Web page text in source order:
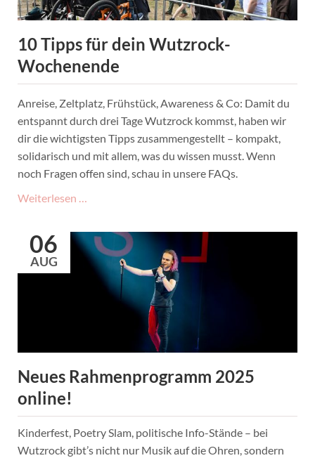
10 Tipps für dein Wutzrock-
Wochenende
Anreise, Zeltplatz, Frühstück, Awareness & Co: Damit du
entspannt durch drei Tage Wutzrock kommst, haben wir
dir die wichtigsten Tipps zusammengestellt – kompakt,
solidarisch und mit allem, was du wissen musst. Wenn
noch Fragen offen sind, schau in unsere FAQs.
Weiterlesen …
für
dein
Wutzrock-
Wochenende
06
AUG
Neues Rahmenprogramm 2025
online!
Kinderfest, Poetry Slam, politische Info-Stände – bei
Wutzrock gibt’s nicht nur Musik auf die Ohren, sondern